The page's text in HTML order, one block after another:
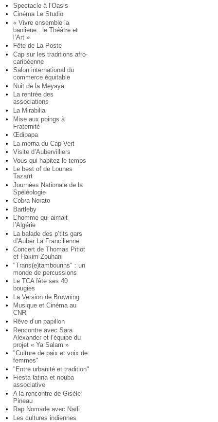
Spectacle à l’Oasis
Cinéma Le Studio
« Vivre ensemble la
banlieue : le Théâtre et
l’Art »
Fête de La Poste
Cap sur les traditions afro-
caribéenne
Salon international du
commerce équitable
Nuit de la Meyaya
La rentrée des
associations
La Mirabilia
Mise aux poings à
Fraternité
Œdipapa
La morna du Cap Vert
Visite d’Aubervilliers
Vous qui habitez le temps
Le best of de Lounes
Tazaïrt
Journées Nationale de la
Spéléologie
Cobra Norato
Bartleby
L’homme qui aimait
l’Algérie
La balade des p’tits gars
d’Auber La Francilienne
Concert de Thomas Pitiot
et Hakim Zouhani
"Trans(e)tambourins" : un
monde de percussions
Le TCA fête ses 40
bougies
La Version de Browning
Musique et Cinéma au
CNR
Rêve d’un papillon
Rencontre avec Sara
Alexander et l’équipe du
projet « Ya Salam »
"Culture de paix et voix de
femmes"
"Entre urbanité et tradition"
Fiesta latina et nouba
associative
A la rencontre de Gisèle
Pineau
Rap Nomade avec Naïli
Les cultures indiennes